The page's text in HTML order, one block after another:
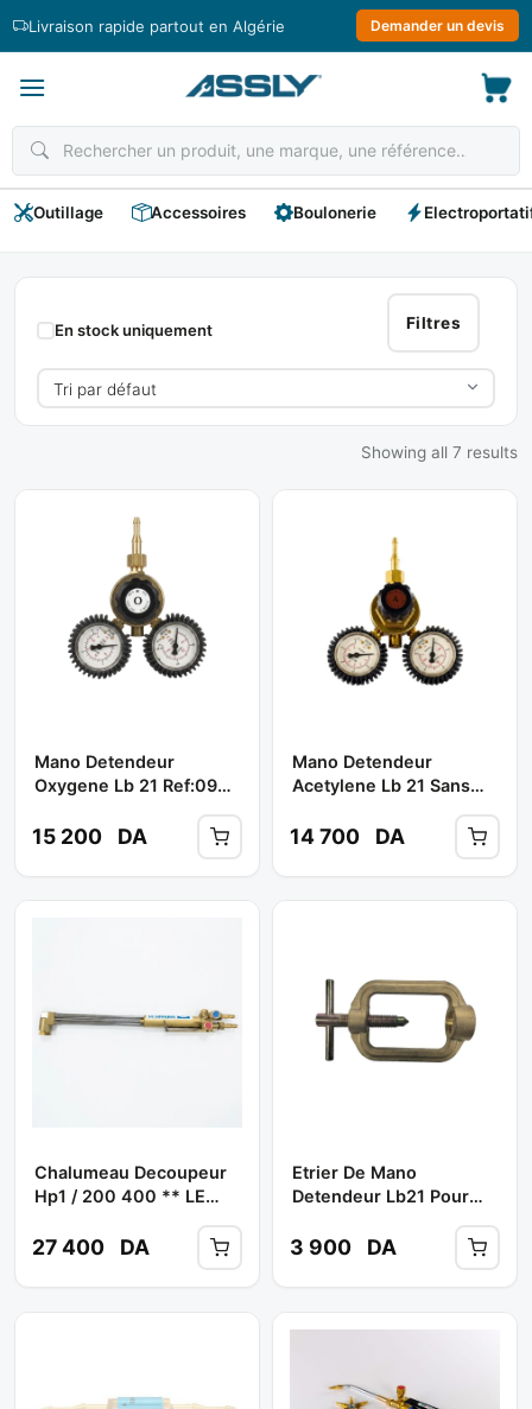
Livraison rapide partout en Algérie Demander un devis
Outillage Accessoires Boulonerie
LE
LORRAIN
Filtres
En stock uniquement
Showing all 7 results
Mano Detendeur
Oxygene Lb 21 Ref:090-
15 200 DA
Mano Detendeur
Acetylene Lb 21 Sans
LE LORRAIN
14 700 DA
Chalumeau Decoupeur
Hp1 / 200 400 ** LE
27 400 DA
Etrier De Mano
Detendeur Lb21 Pour
3 900 DA